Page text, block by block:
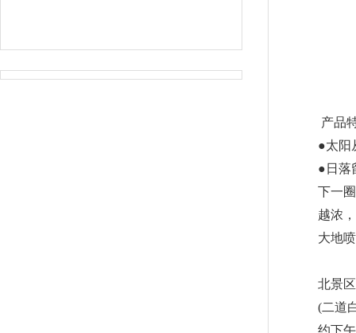
产品
●太阳
●日落
下一
越浓
大地
北景
(二道
约下